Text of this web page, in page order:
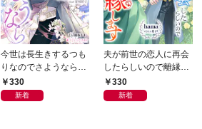
今世は長生きするつも
りなのでさようなら
【分冊版】1
330
新着
夫が前世の恋人に再会
したらしいので離縁し
ます【分冊版】1
330
新着